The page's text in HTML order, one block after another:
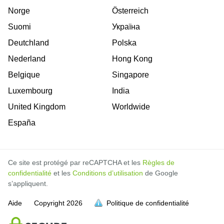
soit pleine.
soit pleine.
soit pleine.
soit pleine.
soit pleine.
soit pleine.
soit pleine.
soit pleine.
soit pleine.
soit pleine.
soit pleine.
Norge
Suomi
Deutchland
Nederland
Belgique
Luxembourg
United Kingdom
España
Österreich
Україна
Polska
Hong Kong
Singapore
India
Worldwide
Ce site est protégé par reCAPTCHA et les Règles de
confidentialité et les Conditions d’utilisation de Google
s’appliquent.
Aide Copyright 2026 Politique de confidentialité